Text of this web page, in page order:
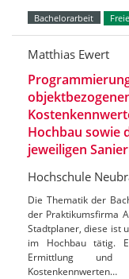
Bachelorarbeit
Matthias Ewert
Hochbau sowie
jeweiligen
Hochschule
Die Thematik der
der Praktikumsfirma
Stadtplaner, diese ist
im Hochbau tätig.
Ermittlung und
Kostenkennwerten…